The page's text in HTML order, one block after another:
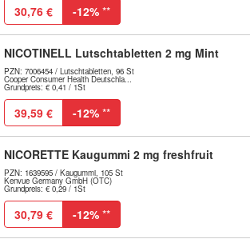
30,76 € -12% **
NICOTINELL Lutschtabletten 2 mg Mint
PZN: 7006454 / Lutschtabletten, 96 St
Cooper Consumer Health Deutschla...
Grundpreis: € 0,41 / 1St
39,59 € -12% **
NICORETTE Kaugummi 2 mg freshfruit
PZN: 1639595 / Kaugummi, 105 St
Kenvue Germany GmbH (OTC)
Grundpreis: € 0,29 / 1St
30,79 € -12% **